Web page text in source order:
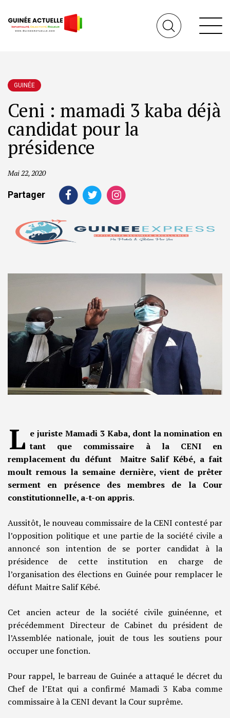
GUINÉE
Ceni : mamadi 3 kaba déjà
candidat pour la
présidence
Mai 22, 2020
Partager
L e juriste Mamadi 3 Kaba, dont la nomination en
tant que commissaire à la CENI en
remplacement du défunt Maitre Salif Kébé, a fait
moult remous la semaine dernière, vient de prêter
serment en présence des membres de la Cour
constitutionnelle, a-t-on appris.
Aussitôt, le nouveau commissaire de la CENI contesté par
l’opposition politique et une partie de la société civile a
annoncé son intention de se porter candidat à la
présidence de cette institution en charge de
l’organisation des élections en Guinée pour remplacer le
défunt Maitre Salif Kébé.
Cet ancien acteur de la société civile guinéenne, et
précédemment Directeur de Cabinet du président de
l’Assemblée nationale, jouit de tous les soutiens pour
occuper une fonction.
Pour rappel, le barreau de Guinée a attaqué le décret du
Chef de l’Etat qui a confirmé Mamadi 3 Kaba comme
commissaire à la CENI devant la Cour suprême.